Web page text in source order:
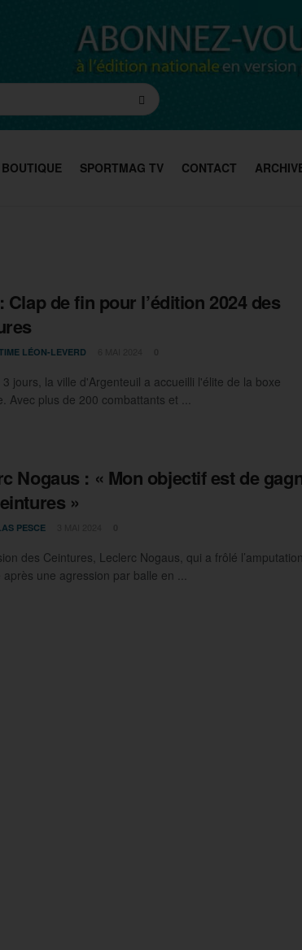
BOUTIQUE SPORTMAG TV CONTACT
Clap de fin pour l’édition 2024 des
LÉON-LEVERD
3 jours, la ville d'Argenteuil a accueilli l'élite de la boxe
Avec plus de 200 combattants et ...
Nogaus : « Mon objectif est de
»
PESCE
des Ceintures, Leclerc Nogaus, qui a frôlé
une agression par balle en ...